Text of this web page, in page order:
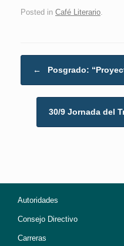
Posted in Café Literario.
← Posgrado:
30/9 Jornada del
Autoridades
Consejo Directivo
Carreras